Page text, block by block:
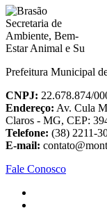
Prefeitura Municipal
CNPJ: 22.678.874/
Endereço: Av. Cula
Claros - MG, CEP:
Telefone: (38) 2211-
E-mail:
Fale Conosco